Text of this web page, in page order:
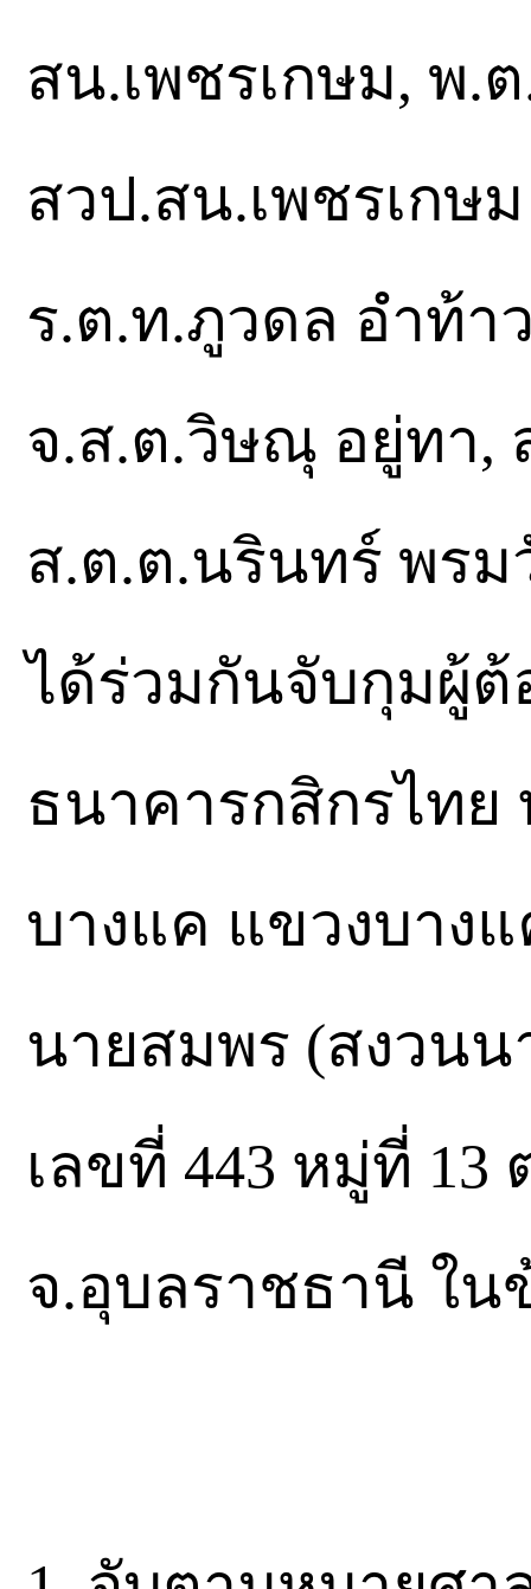
สน.เพชรเกษม, พ.
สวป.สน.เพชรเกษ
ร.ต.ท.ภูวดล อำท้า
จ.ส.ต.วิษณุ อยู่ทา,
ส.ต.ต.นรินทร์ พรม
ได้ร่วมกันจับกุมผู้ต้
ธนาคารกสิกรไท
บางแค แขวงบาง
นายสมพร (สงวนน
เลขที่ 443 หมู่ที่
จ.อุบลราชธานี ใน